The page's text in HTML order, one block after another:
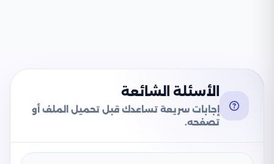
الأسئلة الشائعة
إجابات سريعة تساعدك قبل تحميل الملف أو
تصفحه.